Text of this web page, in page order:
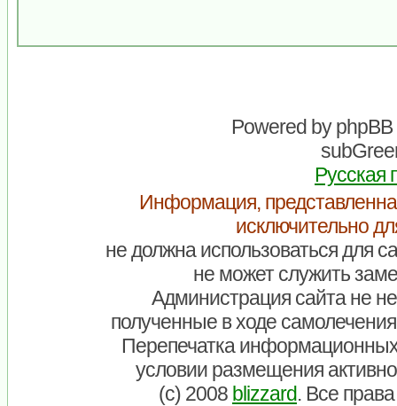
Powered byphpBB
Русская
Информация,
исключительно
не должна использоваться для
не может служить
Администрация сайта не
полученные в ходе
Перепечатка
условии размещения
(c) 2008 blizzard. Все